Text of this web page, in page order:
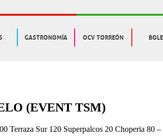
GASTRONOMÍA OCV TORREÓN
(EVENT TSM)
Sur 120 Superpalcos 20 Choperia 80